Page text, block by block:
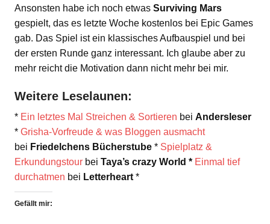
Ansonsten habe ich noch etwas Surviving Mars
gespielt, das es letzte Woche kostenlos bei Epic Games
gab. Das Spiel ist ein klassisches Aufbauspiel und bei
der ersten Runde ganz interessant. Ich glaube aber zu
mehr reicht die Motivation dann nicht mehr bei mir.
Weitere Leselaunen:
* Ein letztes Mal Streichen & Sortieren bei Andersleser
* Grisha-Vorfreude & was Bloggen ausmacht
bei Friedelchens Bücherstube * Spielplatz &
Erkundungstour bei Taya’s crazy World * Einmal tief
durchatmen bei Letterheart *
Gefällt mir: